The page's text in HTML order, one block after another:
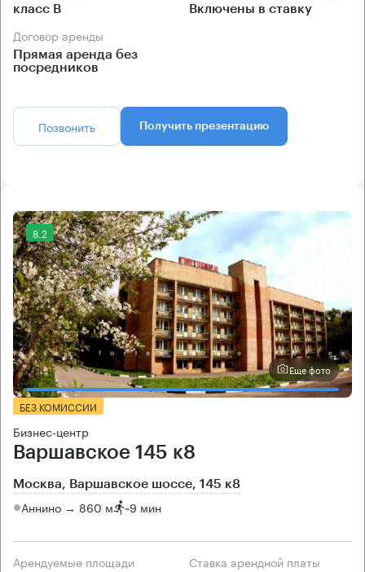
класс B Включены в ставку
Договор аренды
Прямая аренда без
посредников
Позвонить Получить презентацию
8.2
Еще фото
БЕЗ КОМИССИИ
Бизнес-центр
Варшавское 145 к8
Москва, Варшавское шоссе, 145 к8
Аннино → 860 м ~9 мин
Арендуемые площади Ставка арендной платы